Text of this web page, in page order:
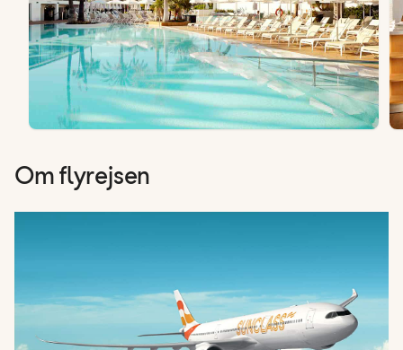
Om flyrejsen